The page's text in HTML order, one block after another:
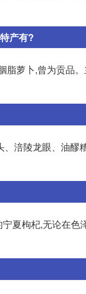
产有?
萝卜,曾为贡品
涪陵龙眼、油醪
夏枸杞,无论在色